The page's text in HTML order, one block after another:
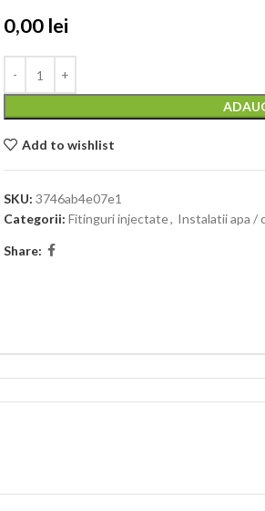
0,00 lei
Add to wishlist
SKU: 3746ab4e07e1
Categorii: Fitinguri injectate, Instalatii apa /
Share: